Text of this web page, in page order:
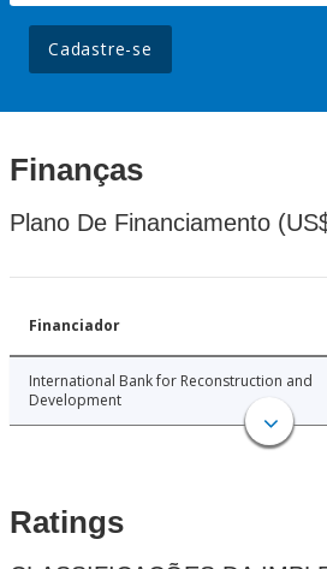
Cadastre-se
Finanças
Plano De Financiamento
Financiador
International Bank for Reconstruction and
Development
Ratings